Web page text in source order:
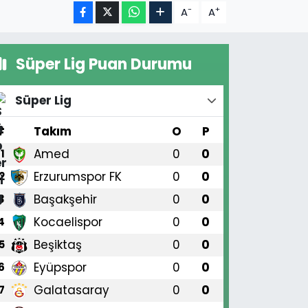
A- A+
Süper Lig Puan Durumu
Süper Lig
Takım O P
1 Amed 0 0
Erzurumspor FK 0 0
Başakşehir 0 0
Kocaelispor 0 0
Beşiktaş 0 0
Eyüpspor 0 0
Galatasaray 0 0